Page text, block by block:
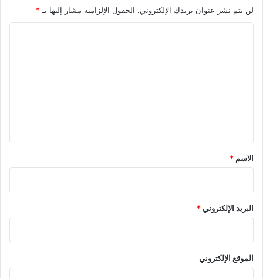
لن يتم نشر عنوان بريدك الإلكتروني. الحقول الإلزامية مشار إليها بـ *
*
الاسم *
البريد الإلكتروني*
الموقع الإلكتروني